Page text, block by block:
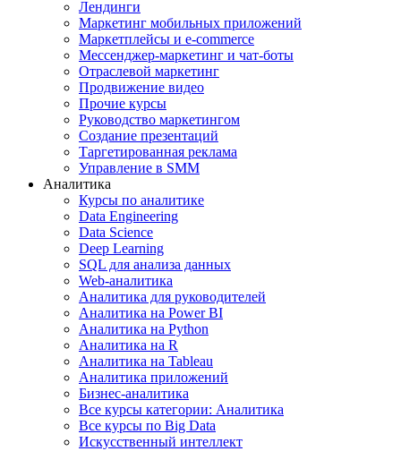
Лендинги
Маркетинг мобильных приложений
Маркетплейсы и e-commerce
Мессенджер-маркетинг и чат-боты
Отраслевой маркетинг
Продвижение видео
Прочие курсы
Руководство маркетингом
Создание презентаций
Таргетированная реклама
Управление в SMM
Аналитика
Курсы по аналитике
Data Engineering
Data Science
Deep Learning
SQL для анализа данных
Web-аналитика
Аналитика для руководителей
Аналитика на Power BI
Аналитика на Python
Аналитика на R
Аналитика на Tableau
Аналитика приложений
Бизнес-аналитика
Все курсы категории: Аналитика
Все курсы по Big Data
Искусственный интеллект